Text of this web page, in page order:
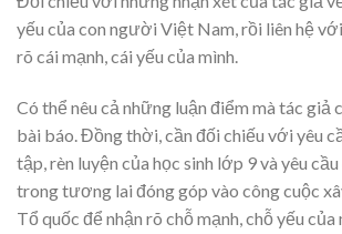
yếu của con người Việt Nam, rồi liên hệ
rõ cái mạnh, cái yếu của mình.
Có thể nêu cả những luận điểm mà tác giả
bài báo. Đồng thời, cần đối chiếu với yêu
tập, rèn luyện của học sinh lớp 9 và yêu
trong tương lai đóng góp vào công cuộc
Tổ quốc để nhận rõ chỗ mạnh, chỗ yếu của